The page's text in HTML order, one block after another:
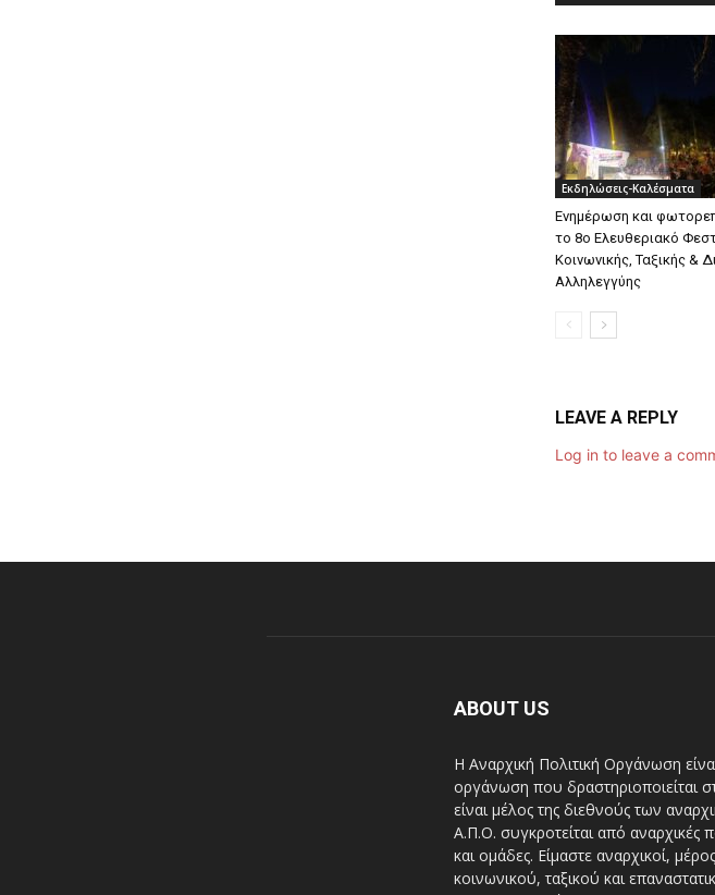
Εκδηλώσεις-Καλέσματα
Ενημέρωση και
το 8ο Ελευθεριακό
Κοινωνικής, Ταξικής &
Αλληλεγγύης
LEAVE A REPLY
Log in to leave a
ABOUT US
Η Αναρχική Πολιτική Οργάνωση
οργάνωση που δραστηριοποιείται
είναι μέλος της διεθνούς των
A.Π.Ο. συγκροτείται από αναρχικές
και ομάδες. Είμαστε αναρχικοί,
κοινωνικού, ταξικού και